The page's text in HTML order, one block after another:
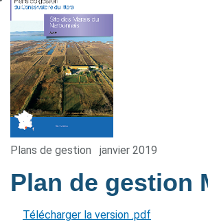
Plans de gestion janvier 2019
Plan de gestion
Télécharger la version .pdf